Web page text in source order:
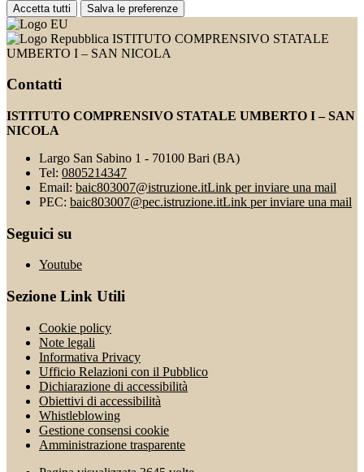
Accetta tutti Salva le preferenze
ISTITUTO COMPRENSIVO STATALE
UMBERTO I – SAN NICOLA
Contatti
ISTITUTO COMPRENSIVO STATALE UMBERTO I – SAN
NICOLA
Largo San Sabino 1 - 70100 Bari (BA)
Tel: 0805214347
Email: baic803007@istruzione.itLink per inviare una mail
PEC: baic803007@pec.istruzione.itLink per inviare una mail
Seguici su
Youtube
Sezione Link Utili
Cookie policy
Note legali
Informativa Privacy
Ufficio Relazioni con il Pubblico
Dichiarazione di accessibilità
Obiettivi di accessibilità
Whistleblowing
Gestione consensi cookie
Amministrazione trasparente